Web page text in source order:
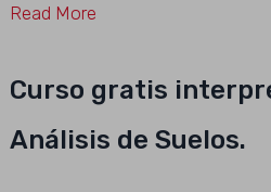
Read More
Curso gratis
Análisis de Suelos.